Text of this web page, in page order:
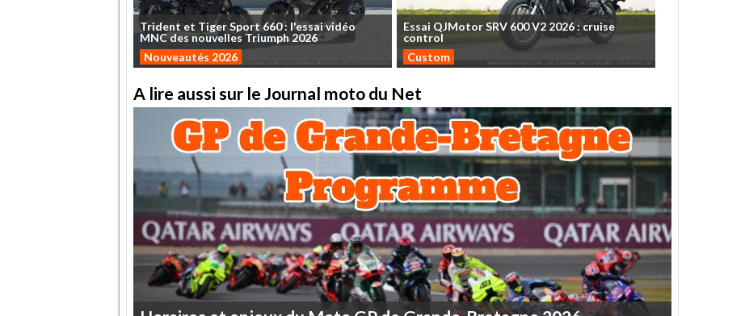
Trident et TigerSport 660: l'essaividéo
MNCdesnouvelles Triumph2026
Nouveautés 2026
Essai QJMotorSRV 600V2 2026: cruise
control
Custom
A lire aussi sur le Journal moto du Net